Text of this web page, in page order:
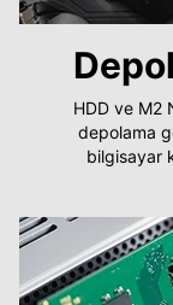
HDD ve M2
depolama
bilgisayar